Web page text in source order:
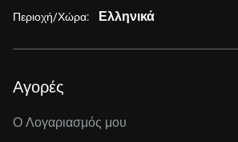
Περιοχή/Χώρα: Ελληνικά
Αγορές
Ο Λογαριασμός μου